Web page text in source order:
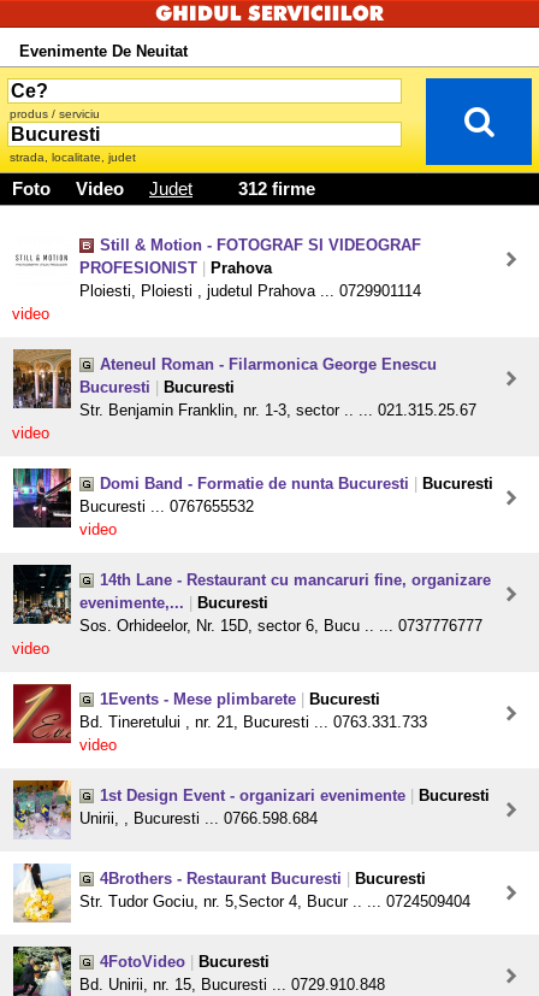
Evenimente De Neuitat
produs / serviciu
strada, localitate, judet
Foto Video Judet 312 firme
Still & Motion - FOTOGRAF SI VIDEOGRAF
PROFESIONIST
Prahova
Ploiesti, Ploiesti , judetul Prahova ... 0729901114
video
Ateneul Roman - Filarmonica George Enescu
Bucuresti
Bucuresti
Str. Benjamin Franklin, nr. 1-3, sector .. ... 021.315.25.67
video
Domi Band - Formatie de nunta Bucuresti
Bucuresti
Bucuresti ... 0767655532
video
14th Lane - Restaurant cu mancaruri fine, organizare
evenimente,...
Bucuresti
Sos. Orhideelor, Nr. 15D, sector 6, Bucu .. ... 0737776777
video
1Events - Mese plimbarete
Bucuresti
Bd. Tineretului , nr. 21, Bucuresti ... 0763.331.733
video
1st Design Event - organizari evenimente
Bucuresti
Unirii, , Bucuresti ... 0766.598.684
4Brothers - Restaurant Bucuresti
Bucuresti
Str. Tudor Gociu, nr. 5,Sector 4, Bucur .. ... 0724509404
4FotoVideo
Bucuresti
Bd. Unirii, nr. 15, Bucuresti ... 0729.910.848